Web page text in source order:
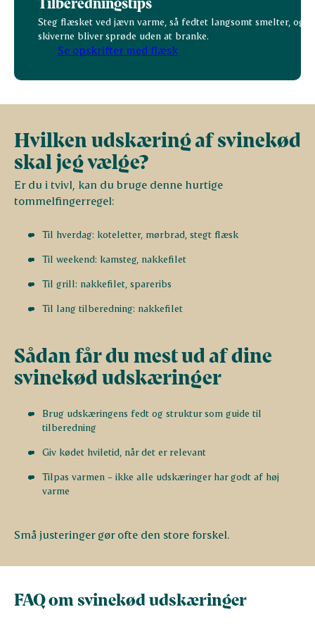
Steg flæsket ved jævn varme, så fedtet langsomt smelter, og
skiverne bliver sprøde uden at branke.
Se opskrifter med flæsk
Hvilken udskæring af svinekød
skal jeg vælge?
Er du i tvivl, kan du bruge denne hurtige
tommelfingerregel:
Til hverdag: koteletter, mørbrad, stegt flæsk
Til weekend: kamsteg, nakkefilet
Til grill: nakkefilet, spareribs
Til lang tilberedning: nakkefilet
Sådan får du mest ud af dine
svinekød udskæringer
Brug udskæringens fedt og struktur som guide til
tilberedning
Giv kødet hviletid, når det er relevant
Tilpas varmen – ikke alle udskæringer har godt af høj
varme
Små justeringer gør ofte den store forskel.
FAQ om svinekød udskæringer